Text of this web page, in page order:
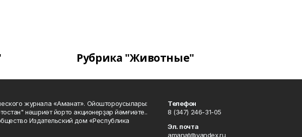
Рубрика "Животные"
журнала «Аманат». Ойоштороусылары:
нәшриәт йорто акционерҙар йәмғиәте..
Издательский дом «Республика
Телефон
8 (347) 246-31-05
Эл. почта
amanat@yandex.ru